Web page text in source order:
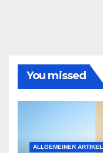
You missed
ALLGEMEINER ARTIKEL